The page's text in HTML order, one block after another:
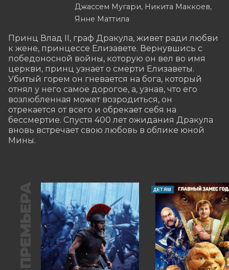
Джассем Мугари, Никита Маккоев,
Янне Маттила
Принц Влад II, граф Дракула, живет ради любви
к жене, принцессе Елизавете. Вернувшись с
победоносной войны, которую он вел во имя
церкви, принц узнает о смерти Елизаветы.
Убитый горем он гневается на бога, который
отнял у него самое дорогое, а, узнав, что его
возлюбленная может возродиться, он
отрекается от всего и обрекает себя на
бессмертие. Спустя 400 лет ожидания Дракула
вновь встречает свою любовь в облике юной
Мины.
ПРЕМЬЕРА ДЕТЯМ